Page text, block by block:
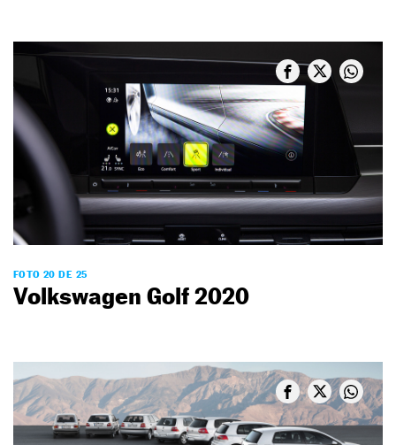
FOTO 20 DE 25
Volkswagen Golf 2020